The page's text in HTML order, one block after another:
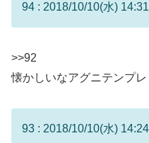
94 : 2018/10/10(水)
>>92
懐かしいなアグニテンプレ
93 : 2018/10/10(水)